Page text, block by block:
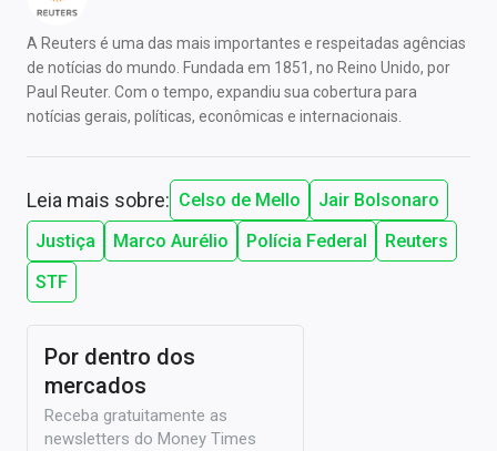
A Reuters é uma das mais importantes e respeitadas agências
de notícias do mundo. Fundada em 1851, no Reino Unido, por
Paul Reuter. Com o tempo, expandiu sua cobertura para
notícias gerais, políticas, econômicas e internacionais.
Leia mais sobre: Celso de Mello
Jair Bolsonaro
Justiça
Marco Aurélio Polícia Federal
Reuters
STF
Por dentro dos
mercados
Receba gratuitamente as
newsletters do Money Times